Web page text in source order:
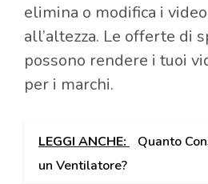
elimina o modifica i
all’altezza. Le offerte di
possono rendere i tuoi
per i marchi.
LEGGI ANCHE:
Quanto
un Ventilatore?